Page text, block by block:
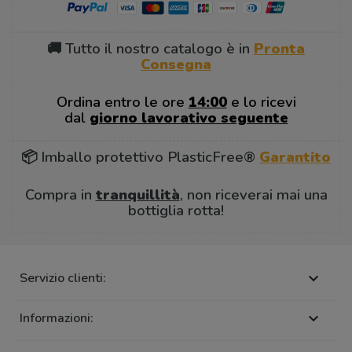
🚚 Tutto il nostro catalogo è in Pronta
Consegna
Ordina entro le ore 14:00e lo ricevi
dal giorno lavorativo seguente
📦 Imballo protettivo PlasticFree® Garantito
Compra in tranquillità, non riceverai mai una
bottiglia rotta!
Servizio clienti: 
Informazioni: 